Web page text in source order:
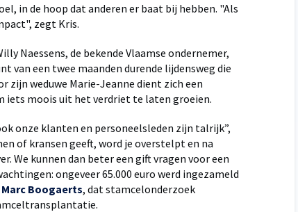
in de hoop dat anderen er baat bij hebben. "Als
zegt Kris.
Naessens, de bekende Vlaamse ondernemer,
van een twee maanden durende lijdensweg die
zijn weduwe Marie-Jeanne dient zich een
iets moois uit het verdriet te laten groeien.
onze klanten en personeelsleden zijn talrijk”,
of kransen geeft, word je overstelpt en na
We kunnen dan beter een gift vragen voor een
ongeveer 65.000 euro werd ingezameld
Boogaerts, dat stamcelonderzoek